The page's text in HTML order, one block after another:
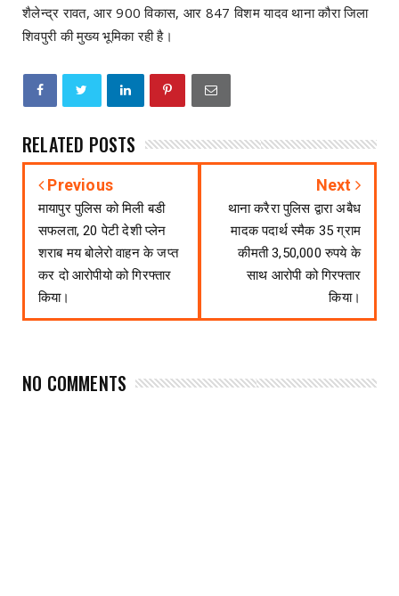
शैलेन्द्र रावत, आर 900 विकास, आर 847 विशम यादव थाना कौरा जिला
शिवपुरी की मुख्य भूमिका रही है।
RELATED POSTS
Previous
मायापुर पुलिस को मिली बडी
सफलता, 20 पेटी देशी प्लेन
शराब मय बोलेरो वाहन के जप्त
कर दो आरोपीयो को गिरफ्तार
किया।
Next
थाना करैरा पुलिस द्वारा अबैध
मादक पदार्थ स्मैक 35 ग्राम
कीमती 3,50,000 रुपये के
साथ आरोपी को गिरफ्तार
किया।
NO COMMENTS